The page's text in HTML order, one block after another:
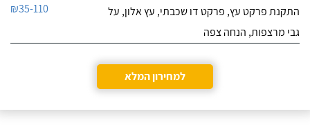
התקנת פרקט עץ, פרקט דו שכבתי, עץ אלון, על
גבי מרצפות, הנחה צפה
₪35-110
למחירון המלא